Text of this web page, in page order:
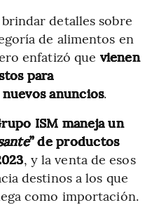
detalles sobre
de alimentos en
enfatizó que vienen
para
anuncios.
ISM maneja un
” de productos
, y la venta de esos
destinos a los que
como importación.